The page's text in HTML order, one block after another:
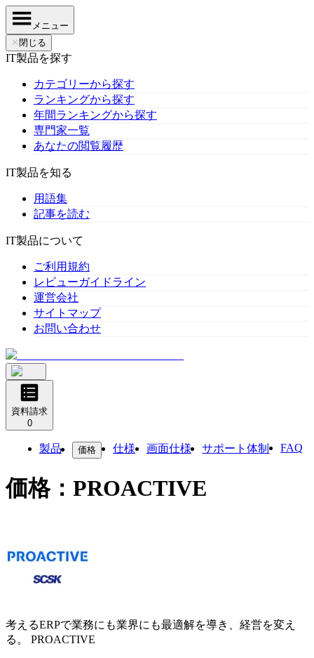
メニュー
✕ 閉じる
IT製品を探す
カテゴリーから探す
ランキングから探す
年間ランキングから探す
専門家一覧
あなたの閲覧履歴
IT製品を知る
用語集
記事を読む
IT製品について
ご利用規約
レビューガイドライン
運営会社
サイトマップ
お問い合わせ
資料請求
0
製品 価格 仕様 画面仕様 サポート体制 FAQ
価格： PROACTIVE
考えるERPで業務にも業界にも最適解を導き、経営を変え
る。
PROACTIVE